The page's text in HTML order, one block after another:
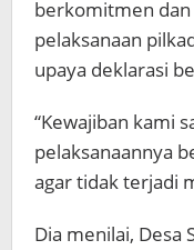
berkomitmen
pelaksanaan
upaya deklarasi
“Kewajiban kami
pelaksanaannya
agar tidak terjadi
Dia menilai, Desa